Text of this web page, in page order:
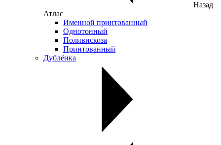
Назад
Атлас
Именной принтованный
Однотонный
Поливискоза
Принтованный
Дублёнка